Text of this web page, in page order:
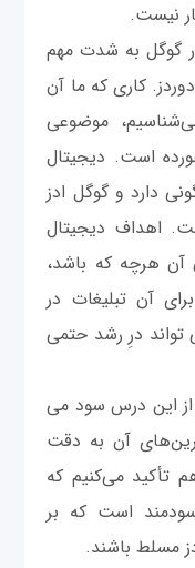
نیست.
گوگل به شدت مهم
کاری که ما آن
موضوعی
است. دیجیتال
دارد و گوگل ادز
اهداف دیجیتال
آن هرچه که باشد،
آن تبلیغات در
تواند درِ رشد حتمی
از این درس سود می
با تمرین‌های آن به دقت
تأکید می‌کنیم که
است که بر
مسلط باشند.